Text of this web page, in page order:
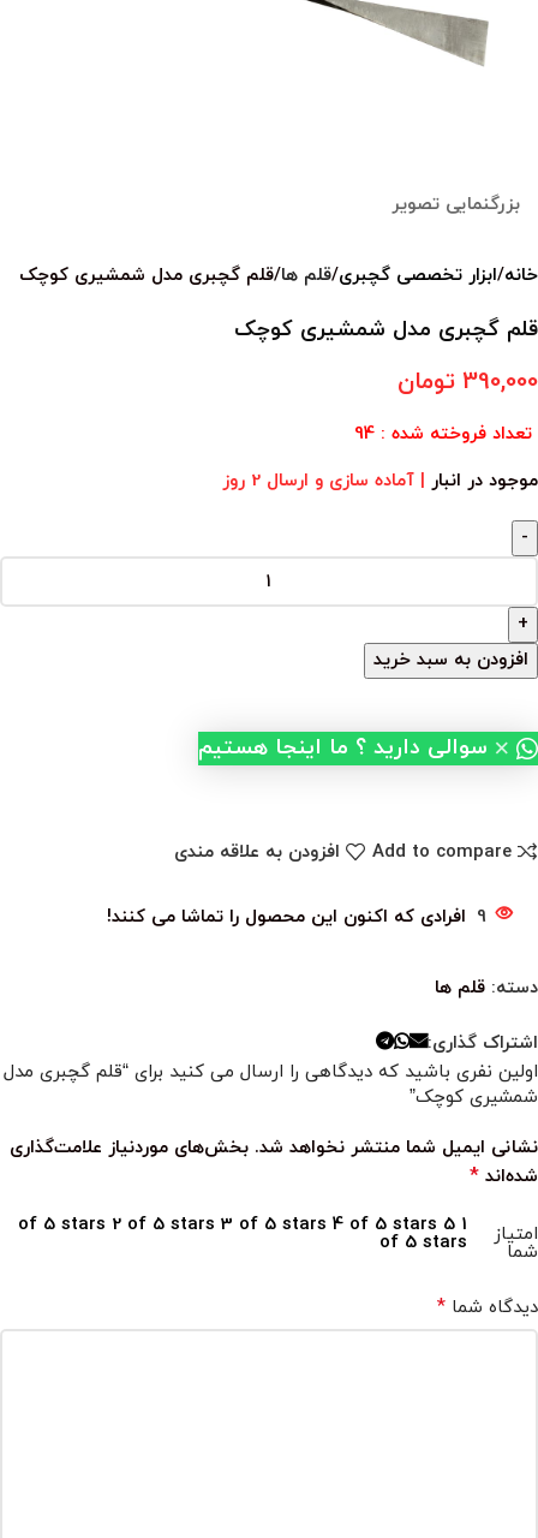
بزرگنمایی تصویر
خانه ابزار تخصصی گچبری قلم ها قلم گچبری مدل شمشیری کوچک
قلم گچبری مدل شمشیری کوچک
390,000 تومان
تعداد فروخته شده : 94
موجود در انبار
| آماده سازی و ارسال 2 روز
افزودن به سبد خرید
× سوالی دارید ؟ ما اینجا هستیم
Add to compare افزودن به علاقه مندی
9 افرادی که اکنون این محصول را تماشا می کنند!
دسته: قلم ها
اشتراک گذاری:
اولین نفری باشید که دیدگاهی را ارسال می کنید برای “قلم گچبری مدل
شمشیری کوچک”
نشانی ایمیل شما منتشر نخواهد شد. بخش‌های موردنیاز علامت‌گذاری
شده‌اند *
امتیاز
شما
1 of 5 stars
2 of 5 stars 3 of 5 stars 4 of 5 stars 5
of 5 stars
دیدگاه شما *